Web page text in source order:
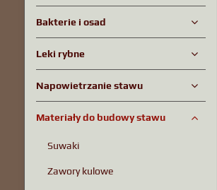
Bakterie i osad
Leki rybne
Napowietrzanie stawu
Materiały do ​​budowy stawu
Suwaki
Zawory kulowe